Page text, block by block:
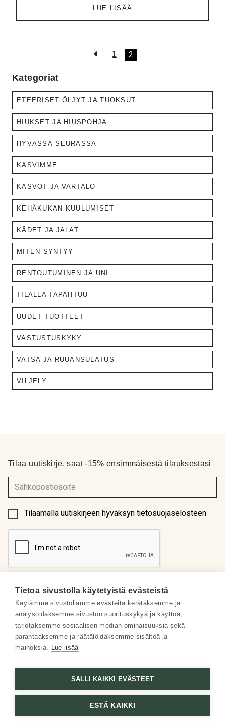
LUE LISÄÄ
Kategoriat
ETEERISET ÖLJYT JA TUOKSUT
HIUKSET JA HIUSPOHJA
HYVÄSSÄ SEURASSA
KASVIMME
KASVOT JA VARTALO
KEHÄKUKAN KUULUMISET
KÄDET JA JALAT
MITEN SYNTYY
RENTOUTUMINEN JA UNI
TILALLA TAPAHTUU
UUDET TUOTTEET
VASTUSTUSKYKY
VATSA JA RUUANSULATUS
VILJELY
1 2
Meistä
Some
Asiakaspalvelu
Tilaa uutiskirje, saat -15% ensimmäisestä tilauksestasi
(Pakollinen)
Tilaamalla uutiskirjeen hyväksyn tietosuojaselosteen
Tietoa sivustolla käytetyistä evästeistä
Käytämme sivustollamme evästeitä kerätäksemme ja
analysoidaksemme sivuston suorituskykyä ja käyttöä,
tarjotaksemme sosiaalisen median ominaisuuksia sekä
parantaaksemme ja räätälöidäksemme sisältöä ja
mainoksia. Lue lisää
SALLI KAIKKI EVÄSTEET
ESTÄ KAIKKI